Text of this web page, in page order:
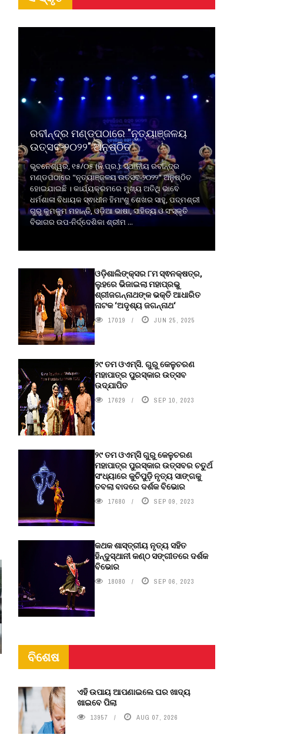
ରବୀନ୍ଦ୍ର ମଣ୍ଡପଠାରେ "ନୃତ୍ୟାଞ୍ଜଳୟ
ଉତ୍ସବ-୨୦୨୨" ଅନୁଷ୍ଠିତ
ଭୁବନେଶ୍ୱର, ୧୫/୦୫ (ନି.ପ୍ର.): ସ୍ଥାନୀୟ ରବୀନ୍ଦ୍ର
ମଣ୍ଡପଠାରେ "ନୃତ୍ୟାଞ୍ଜଳୟ ଉତ୍ସବ-୨୦୨୨" ଅନୁଷ୍ଠିତ
ହୋଇଯାଇଛି । କାର୍ଯ୍ୟକ୍ରମରେ ମୁଖ୍ୟ ଅତିଥି ଭାବେ
ଧର୍ମଶାଳା ବିଧାୟକ ସ୍ଵାଧୀନ ହିମାଂଶୁ ଶେଖର ସାହୁ, ପଦ୍ମଶ୍ରୀ
ଗୁରୁ କୁମକୁମ ମହାନ୍ତି, ଓଡ଼ିଆ ଭାଷା, ସାହିତ୍ୟ ଓ ସଂସ୍କୃତି
ବିଭାଗର ଉପ-ନିର୍ଦ୍ଦେଶିକା ଶ୍ରୀମ ...
ଓଡ଼ିଶାଲିଙ୍କ୍ସର ୮ମ ସ୍ଵନକ୍ଷତ୍ର,
ଲୁହରେ ଭିଜାଇଲା ମହାପ୍ରଭୁ
ଶ୍ରୀଜଗନ୍ନାଥଙ୍କ ଭକ୍ତି ଆଧାରିତ
ନାଟକ ‘ଅଦୃଶ୍ୟ ଜଗନ୍ନାଥ‘
17019 JUN 25, 2025
୨୯ ତମ ଓଏମ୍‌ସି. ଗୁରୁ କେଳୁଚରଣ
ମହାପାତ୍ର ପୁରସ୍କାର ଉତ୍ସବ
ଉଦ୍‍ଯାପିତ
17629 SEP 10, 2023
୨୯ ତମ ଓଏମ୍‌ସି ଗୁରୁ କେଳୁଚରଣ
ମହାପାତ୍ର ପୁରସ୍କାର ଉତ୍ସବର ଚତୁର୍ଥ
ସଂଧ୍ୟାରେ କୁଚିପୁଡ଼ି ନୃତ୍ୟ ସାଙ୍ଗକୁ
ତବଲା ବାଦରେ ଦର୍ଶକ ବିଭୋର
17680 SEP 09, 2023
କଥକ ଶାସ୍ତ୍ରୀୟ ନୃତ୍ୟ ସହିତ
ହିନ୍ଦୁସ୍ଥାନୀ କଣ୍ଠ ସଙ୍ଗୀତରେ ଦର୍ଶକ
ବିଭୋର
18080 SEP 06, 2023
ବିଶେଷ
ଏହି ଉପାୟ ଆପଣାଇଲେ ଘର ଖାଦ୍ୟ
ଖାଇବେ ପିଲା
13957 AUG 07, 2026